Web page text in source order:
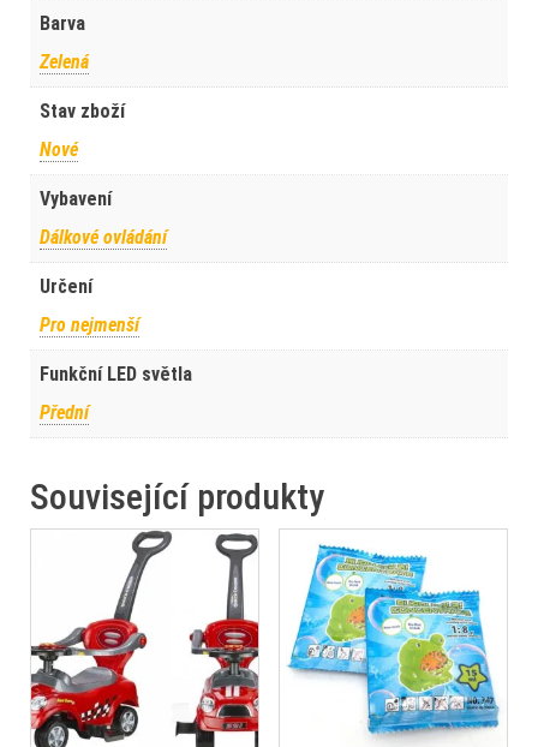
Barva
Zelená
Stav zboží
Nové
Vybavení
Dálkové ovládání
Určení
Pro nejmenší
Funkční LED světla
Přední
Související produkty